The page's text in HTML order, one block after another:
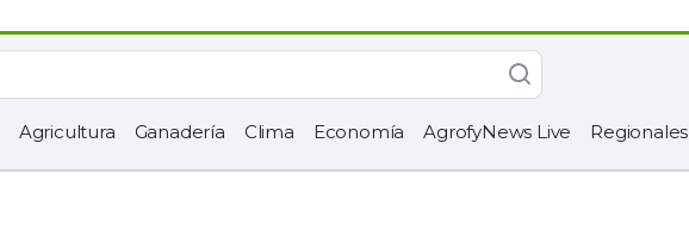
Agricultura Ganadería Clima Economía AgrofyNews Live Regionales